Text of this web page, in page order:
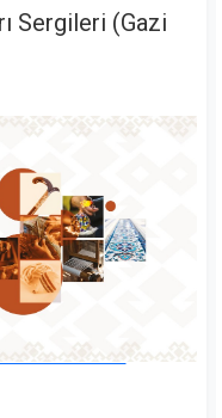
Sergileri (Gazi